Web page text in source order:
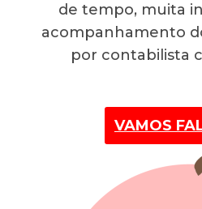
de tempo, muita
acompanhamento
por contabilista
VAMOS